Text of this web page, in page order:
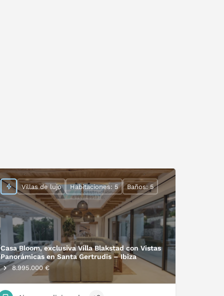
Casa Bloom, exclusiva Villa Blakstad con Vistas
Panorámicas en Santa Gertrudis – Ibiza
8.995.000 €
Villas de lujo Habitaciones: 5 Baños: 5